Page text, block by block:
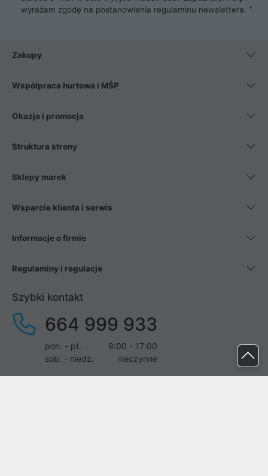
wyrażam zgodę na postanowienia regulaminu newslettera.
Zakupy
Współpraca hurtowa i MŚP
Okazja i promocja
Struktura strony
Sklepy marek
Wsparcie klienta i serwis
Informacje o firmie
Regulaminy i regulacje
Szybki kontakt
664 999 933
pon. - pt.
9:00 - 17:00
sob. - niedz.
nieczynne